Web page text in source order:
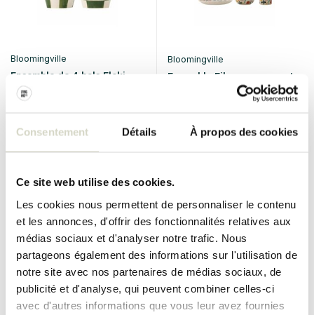
Consentement Détails À propos des cookies
Ce site web utilise des cookies.
Les cookies nous permettent de personnaliser le contenu
et les annonces, d'offrir des fonctionnalités relatives aux
médias sociaux et d'analyser notre trafic. Nous
partageons également des informations sur l'utilisation de
notre site avec nos partenaires de médias sociaux, de
publicité et d'analyse, qui peuvent combiner celles-ci
avec d'autres informations que vous leur avez fournies
Bloomingville
Ensemble de 4 bols Floki
verts
Taxes incluses
• En stock
Bloomingville
Ensemble Filur comprenant
une assiette, une tasse et un
€57,90
Taxes incluses